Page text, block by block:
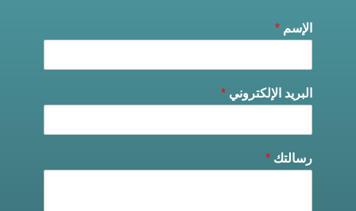
الإسم *
البريد الإلكتروني *
رسالتك *